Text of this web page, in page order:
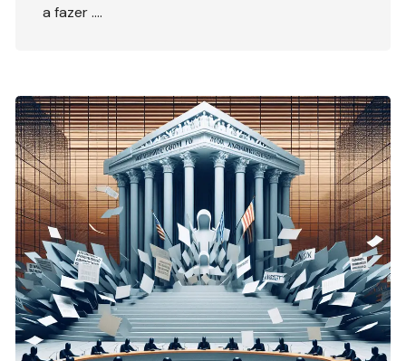
a fazer ….